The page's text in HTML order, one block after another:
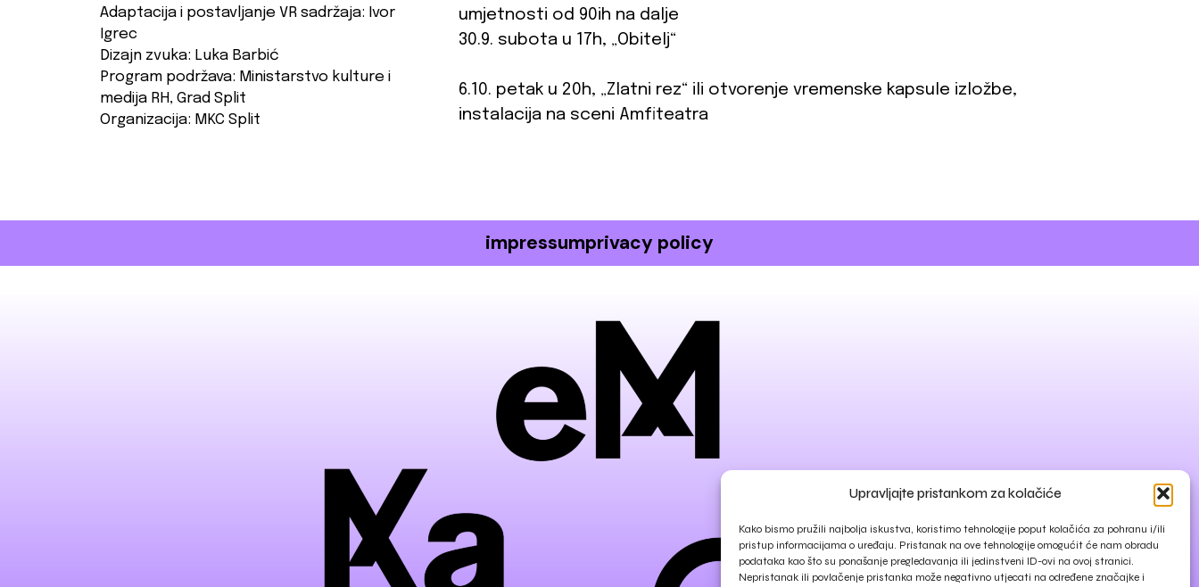
Upravljajte pristankom za kolačiće
Kako bismo pružili najbolja iskustva, koristimo tehnologije poput kolačića za pohranu i/ili
pristup informacijama o uređaju. Pristanak na ove tehnologije omogućit će nam obradu
podataka kao što su ponašanje pregledavanja ili jedinstveni ID-ovi na ovoj stranici.
Nepristanak ili povlačenje pristanka može negativno utjecati na određene značajke i
Adaptacija i postavljanje VR sadržaja: Ivor
Igrec
Dizajn zvuka: Luka Barbić
Program podržava: Ministarstvo kulture i
medija RH, Grad Split
Organizacija: MKC Split
umjetnosti od 90ih na dalje
30.9. subota u 17h, „Obitelj“
6.10. petak u 20h, „Zlatni rez“ ili otvorenje vremenske kapsule izložbe,
instalacija na sceni Amfiteatra
impressumprivacy policy